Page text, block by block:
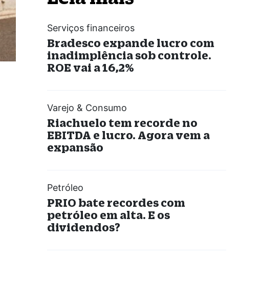
Serviços financeiros
Bradesco expande lucro com
inadimplência sob controle.
ROE vai a 16,2%
Varejo & Consumo
Riachuelo tem recorde no
EBITDA e lucro. Agora vem a
expansão
Petróleo
PRIO bate recordes com
petróleo em alta. E os
dividendos?